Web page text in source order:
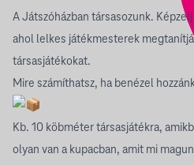
A Játszóházban társasozunk.
ahol lelkes játékmesterek
társasjátékokat.
Mire számíthatsz, ha benézel
Kb. 10 köbméter társasjátékra,
olyan van a kupacban, amit mi